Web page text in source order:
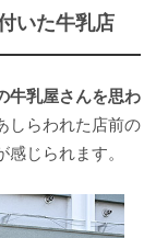
いた牛乳店
牛乳屋さんを思わ
しらわれた店前の
じられます。